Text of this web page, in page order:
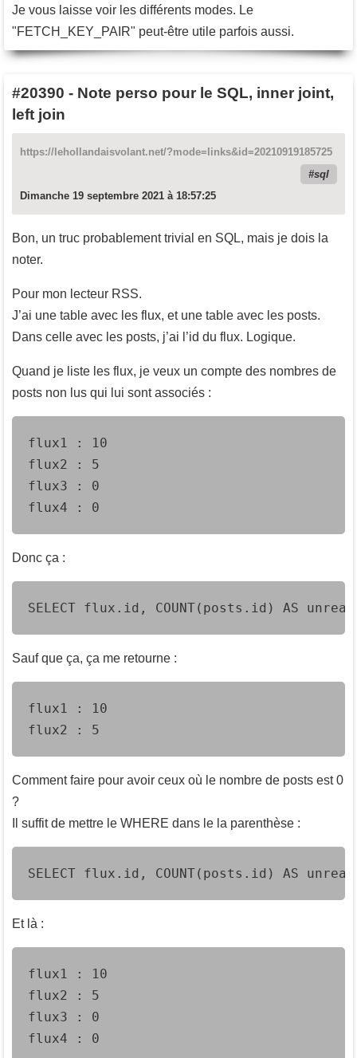
Je vous laisse voir les différents modes. Le
"FETCH_KEY_PAIR" peut-être utile parfois aussi.
#20390 - Note perso pour le SQL, inner joint,
left join
https://lehollandaisvolant.net/?mode=links&id=20210919185725
sql
Dimanche 19 septembre 2021 à 18:57:25
Bon, un truc probablement trivial en SQL, mais je dois la
noter.
Pour mon lecteur RSS.
J’ai une table avec les flux, et une table avec les posts.
Dans celle avec les posts, j’ai l’id du flux. Logique.
Quand je liste les flux, je veux un compte des nombres de
posts non lus qui lui sont associés :
flux1 : 10
flux2 : 5
flux3 : 0
flux4 : 0
Donc ça :
SELECT flux.id, COUNT(posts.id) AS
Sauf que ça, ça me retourne :
flux1 : 10
flux2 : 5
Comment faire pour avoir ceux où le nombre de posts est 0
?
Il suffit de mettre le WHERE dans le la parenthèse :
SELECT flux.id, COUNT(posts.id) AS
Et là :
flux1 : 10
flux2 : 5
flux3 : 0
flux4 : 0